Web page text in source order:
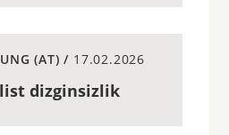
(AT) / 17.02.2026
dizginsizlik